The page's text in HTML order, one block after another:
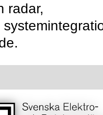
radar,